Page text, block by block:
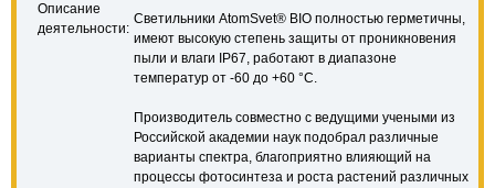
Описание
деятельности:
Светильники АtomSvet® BIO полностью герметичны,
имеют высокую степень защиты от проникновения
пыли и влаги IP67, работают в диапазоне
температур от -60 до +60 °С.
Производитель совместно с ведущими учеными из
Российской академии наук подобрал различные
варианты спектра, благоприятно влияющий на
процессы фотосинтеза и роста растений различных